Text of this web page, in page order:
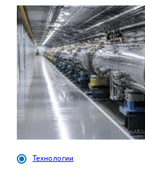
Технологии